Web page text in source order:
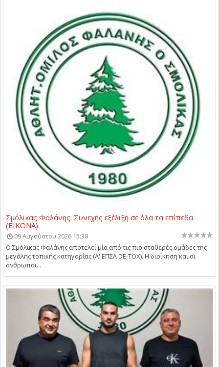
Σμόλικας Φαλάνης: Συνεχής εξέλιξη σε όλα τα επίπεδα
(ΕΙΚΟΝΑ)
09 Αυγούστου 2026 15:38
Ο Σμόλικας Φαλάνης αποτελεί μία από τις πιο σταθερές ομάδες της
μεγάλης τοπικής κατηγορίας (Α' ΕΠΣΛ DE-TOX). Η διοίκηση και οι
άνθρωποι...